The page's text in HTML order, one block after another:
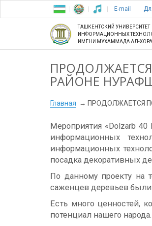
E-mail
ТАШКЕНТСКИЙ УНИВЕРСИТЕТ
ИНФОРМАЦИОННЫХ
ИМЕНИ МУХАММАДА АЛ-
РАЙОНЕ
Главная ПРОДОЛЖАЕТСЯ
Мероприятия «Dolzarb
информационных
информационных
посадка декоративных
По данному проекту на
саженцев деревьев были
Есть много ценностей,
потенциал нашего